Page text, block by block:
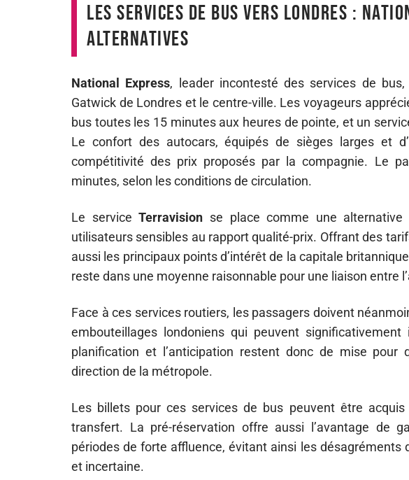
Les services de bus vers Londres :
alternatives
National Express, leader incontesté des services de
Gatwick de Londres et le centre-ville. Les voyageurs
bus toutes les 15 minutes aux heures de pointe, et un
Le confort des autocars, équipés de sièges larges et
compétitivité des prix proposés par la compagnie. Le
minutes, selon les conditions de circulation.
Le serviceTerravision se place comme une
utilisateurs sensibles au rapport qualité-prix. Offrant des
aussi les principaux points d’intérêt de la capitale
reste dans une moyenne raisonnable pour une liaison entre
Face à ces services routiers, les passagers doivent
embouteillages londoniens qui peuvent
planification et l’anticipation restent donc de mise
direction de la métropole.
Les billets pour ces services de bus peuvent être acquis
transfert. La pré-réservation offre aussi l’avantage de
périodes de forte affluence, évitant ainsi les désagréments
et incertaine.